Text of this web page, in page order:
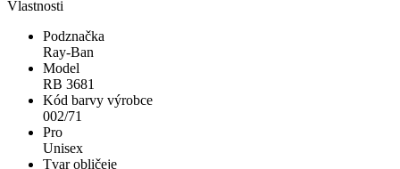
Vlastnosti
Podznačka
Ray-Ban
Model
RB 3681
Kód barvy výrobce
002/71
Pro
Unisex
Tvar obličeje